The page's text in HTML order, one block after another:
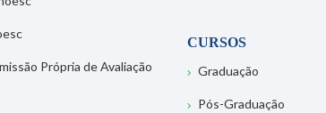
Própria de Avaliação
CURSOS
Graduação
Pós-Graduação